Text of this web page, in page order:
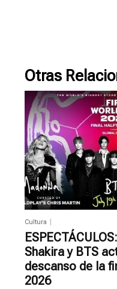
Otras
Cultura
Shakira y BTS
descanso de la
2026